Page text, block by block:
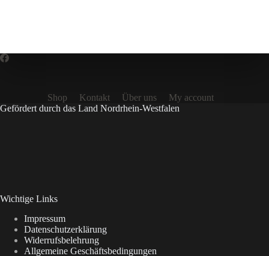
Shop Kontakt Über uns
My account
Gefördert durch das Land Nordrhein-Westfalen
Wichtige Links
Impressum
Datenschutzerklärung
Widerrufsbelehrung
Allgemeine Geschäftsbedingungen